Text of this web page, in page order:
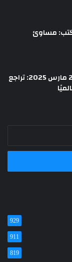
مساوئ
أسعار الذهب اليوم الأحد 23 مارس 2025: تراجع
929
911
819